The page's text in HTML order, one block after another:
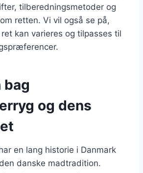
tilberedningsmetoder og
retten. Vi vil også se på,
kan varieres og tilpasses til
bag
og dens
en lang historie i Danmark
danske madtradition.